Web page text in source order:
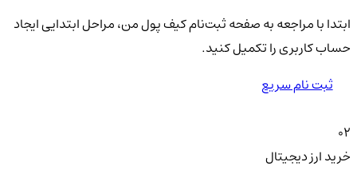
ابتدا با مراجعه به صفحه ثبت‌نام کیف‌ پول من، مراحل ابتدایی ایجاد
حساب کاربری را تکمیل کنید.
ثبت نام سریع
02
خرید ارز دیجیتال